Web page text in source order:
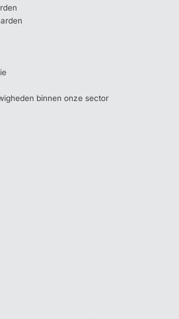
binnen onze sector